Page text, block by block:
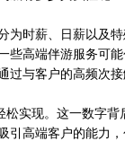
为时薪、日薪以及
些高端伴游服务可
过与客户的高频次
松实现。这一数字
引高端客户的能力